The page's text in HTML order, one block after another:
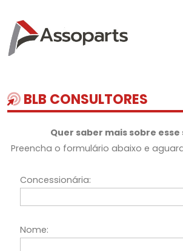
BLB CONSULTORES
Quer saber mais sobre esse
Preencha o formulário abaixo e
Concessionária:
Nome: